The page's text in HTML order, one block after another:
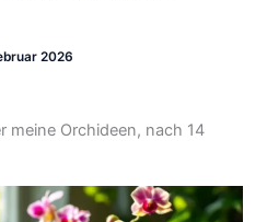
2026
meine Orchideen, nach 14